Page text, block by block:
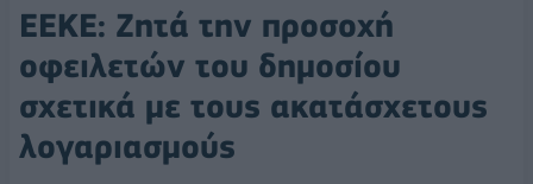
ΕΕΚΕ: Ζητά την προσοχή
οφειλετών του δημοσίου
σχετικά με τους ακατάσχετους
λογαριασμούς